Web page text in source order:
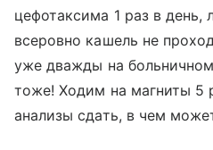
цефотаксима 1 раз в день,
всеровно кашель не
уже дважды на
тоже! Ходим на магниты 5
анализы сдать, в чем